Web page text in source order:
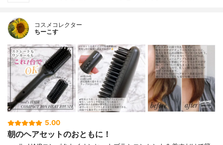
コスメコレクター
ちーこす
5.00
朝のヘアセットのおともに！